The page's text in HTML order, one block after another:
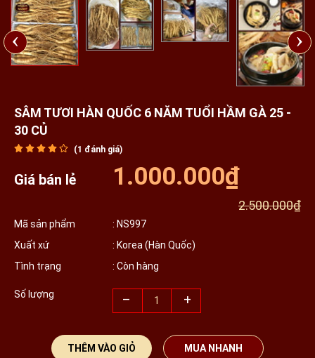
‹ ›
SÂM TƯƠI HÀN QUỐC 6 NĂM TUỔI HẦM GÀ 25 -
30 CỦ
(1 đánh giá)
Giá bán lẻ 1.000.000₫
2.500.000₫
Mã sản phẩm
: NS997
Xuất xứ
: Korea (Hàn Quốc)
Tình trạng
: Còn hàng
Số lượng – +
THÊM VÀO GIỎ MUA NHANH